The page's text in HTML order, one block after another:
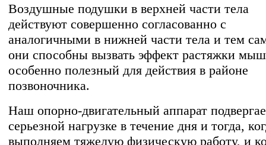
Воздушные подушки в верхней части тела
действуют совершенно согласованно с
аналогичными в нижней части тела и тем
они способны вызвать эффект растяжки
особенно полезный для действия в районе
позвоночника.
Наш опорно-двигательный аппарат
серьезной нагрузке в течение дня и тогда,
выполняем тяжелую физическую работу, и